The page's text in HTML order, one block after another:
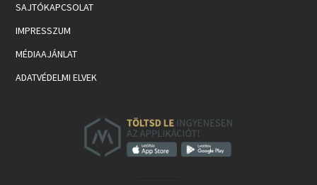
SAJTÓKAPCSOLAT
IMPRESSZUM
MÉDIAAJÁNLAT
ADATVÉDELMI ELVEK